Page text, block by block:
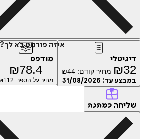
איזה פורמט בא לך?
דיגיטלי
₪32 מחיר קודם: ₪44
במבצע עד: 31/08/2026
מודפס
₪78.4
מחיר על הספר: ₪ 112
שליחה כמתנה